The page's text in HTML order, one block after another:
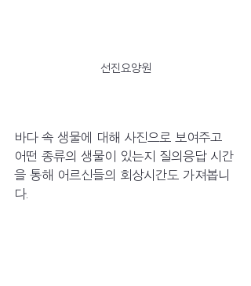
선진요양원
바다 속 생물에 대해 사진으로 보여주고
어떤 종류의 생물이 있는지 질의응답 시간
을 통해 어르신들의 회상시간도 가져봅니
다.